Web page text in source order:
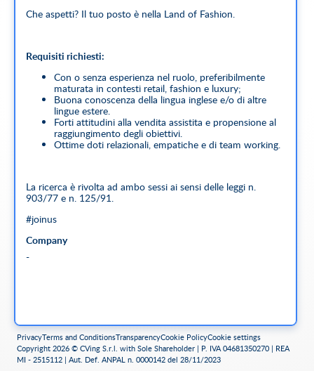
Che aspetti? Il tuo posto è nella Land of Fashion.
Requisiti richiesti:
Con o senza esperienza nel ruolo, preferibilmente
maturata in contesti retail, fashion e luxury;
Buona conoscenza della lingua inglese e/o di altre
lingue estere.
Forti attitudini alla vendita assistita e propensione al
raggiungimento degli obiettivi.
Ottime doti relazionali, empatiche e di team working.
La ricerca è rivolta ad ambo sessi ai sensi delle leggi n.
903/77 e n. 125/91.
#joinus
Company
-
PrivacyTerms and ConditionsTransparencyCookie PolicyCookie settings
Copyright 2026 © CVing S.r.l. with Sole Shareholder | P. IVA 04681350270 | REA
MI - 2515112 | Aut. Def. ANPAL n. 0000142 del 28/11/2023